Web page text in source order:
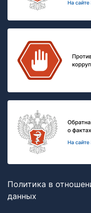
Политика в
данных